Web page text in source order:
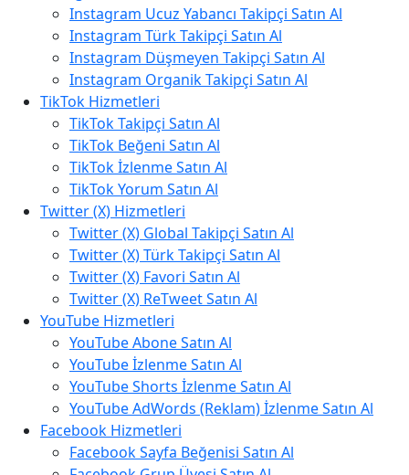
Instagram Ucuz Yabancı Takipçi Satın Al
Instagram Türk Takipçi Satın Al
Instagram Düşmeyen Takipçi Satın Al
Instagram Organik Takipçi Satın Al
TikTok Hizmetleri
TikTok Takipçi Satın Al
TikTok Beğeni Satın Al
TikTok İzlenme Satın Al
TikTok Yorum Satın Al
Twitter (X) Hizmetleri
Twitter (X) Global Takipçi Satın Al
Twitter (X) Türk Takipçi Satın Al
Twitter (X) Favori Satın Al
Twitter (X) ReTweet Satın Al
YouTube Hizmetleri
YouTube Abone Satın Al
YouTube İzlenme Satın Al
YouTube Shorts İzlenme Satın Al
YouTube AdWords (Reklam) İzlenme Satın Al
Facebook Hizmetleri
Facebook Sayfa Beğenisi Satın Al